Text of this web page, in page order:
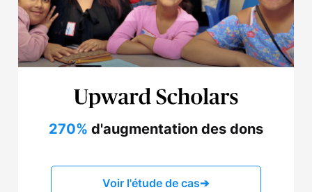
270% d'augmentation des dons
Voir l'étude de cas➔